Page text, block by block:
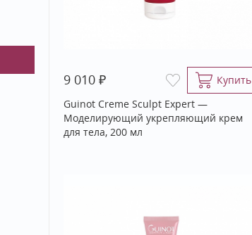
9 010 ₽
Купить
Guinot Creme Sculpt Expert —
Моделирующий укрепляющий крем
для тела, 200 мл